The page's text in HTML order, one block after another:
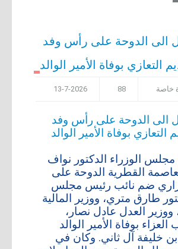
الى الدوحة على رأس وفد
التعازي بوفاة الأمير الوالد
13-7-2026 88 خاصة
الوزراء الدكتور نواف
القطرية الدوحة على
ضم نائب رئيس مجلس
طارق متري، ووزير المالية
ووزير العدل عادل نصار،
بوفاة الأمير الوالد
خليفة آل ثاني. وكان في